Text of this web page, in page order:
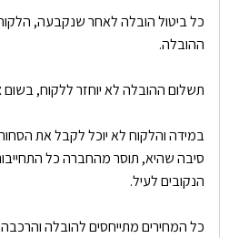
ההובלה.
תשלום ההובלה לא יוחזר ללקוח, בשום
במידה והלקוח לא יוכל לקבל את
סיבה שהיא, תוסר מהחברה כל
הנקובים לעיל.